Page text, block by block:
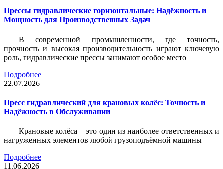
Прессы гидравлические горизонтальные: Надёжность и
Мощность для Производственных Задач
В современной промышленности, где точность,
прочность и высокая производительность играют ключевую
роль, гидравлические прессы занимают особое место
Подробнее
22.07.2026
Пресс гидравлический для крановых колёс: Точность и
Надёжность в Обслуживании
Крановые колёса – это один из наиболее ответственных и
нагруженных элементов любой грузоподъёмной машины
Подробнее
11.06.2026